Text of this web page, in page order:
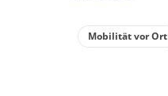
Mobilität vor Ort